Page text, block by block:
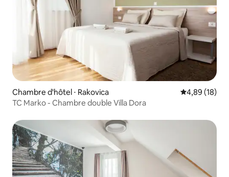
Chambre d'hôtel ⋅ Rakovica Évaluation
4,89 (18)
TC Marko - Chambre double Villa Dora